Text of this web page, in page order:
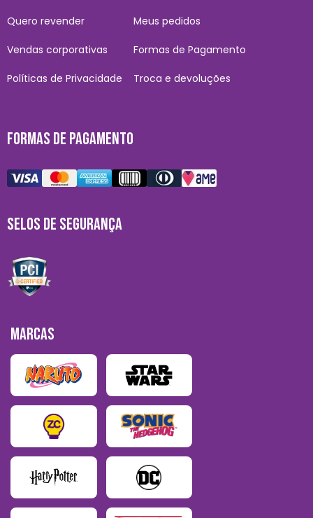
Quero revender
Vendas corporativas
Políticas de Privacidade
Meus pedidos
Formas de Pagamento
Troca e devoluções
FORMAS DE PAGAMENTO
SELOS DE SEGURANÇA
MARCAS